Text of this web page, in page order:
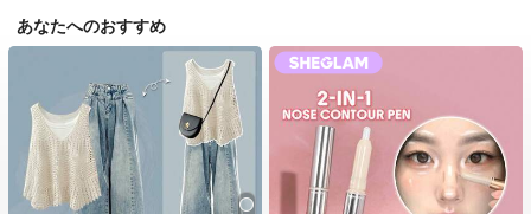
あなたへのおすすめ